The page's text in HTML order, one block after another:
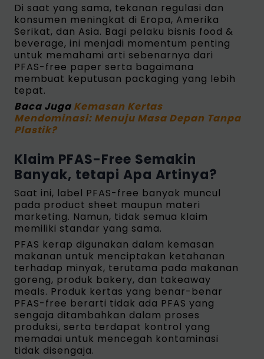
Di saat yang sama, tekanan regulasi dan
konsumen meningkat di Eropa, Amerika
Serikat, dan Asia. Bagi pelaku bisnis food &
beverage, ini menjadi momentum penting
untuk memahami arti sebenarnya dari
PFAS-free paper serta bagaimana
membuat keputusan packaging yang lebih
tepat.
Baca Juga Kemasan Kertas
Mendominasi: Menuju Masa Depan Tanpa
Plastik?
Klaim PFAS-Free Semakin
Banyak, tetapi Apa Artinya?
Saat ini, label PFAS-free banyak muncul
pada product sheet maupun materi
marketing. Namun, tidak semua klaim
memiliki standar yang sama.
PFAS kerap digunakan dalam kemasan
makanan untuk menciptakan ketahanan
terhadap minyak, terutama pada makanan
goreng, produk bakery, dan takeaway
meals. Produk kertas yang benar-benar
PFAS-free berarti tidak ada PFAS yang
sengaja ditambahkan dalam proses
produksi, serta terdapat kontrol yang
memadai untuk mencegah kontaminasi
tidak disengaja.